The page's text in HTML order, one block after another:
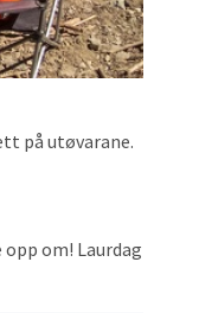
på utøvarane.
om! Laurdag